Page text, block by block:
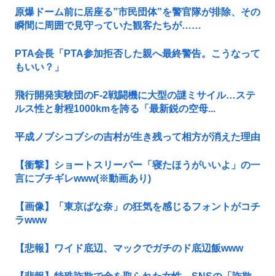
原爆ドーム前に居座る”市民団体”を警官隊が排除、その
瞬間に周囲で見守っていた観客たちが……
PTA会長「PTA参加拒否した親へ最終警告。こうなって
もいい？」
飛行開発実験団のF-2戦闘機に大型の謎ミサイル…ステ
ルス性と射程1000kmを誇る「最新鋭の空母...
平成ノブシコブシの吉村が生き残って相方が消えた理由
【衝撃】ショートスリーパー「寝たほうがいいよ」の一
言にブチギレwww(※動画あり)
【画像】「東京ばな奈」の狂気を感じるフォントがコチ
ラwww
【悲報】ワイド底辺、マックでガチのド底辺飯www